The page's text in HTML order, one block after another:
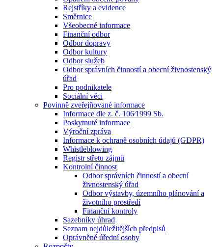
Rejstříky a evidence
Směrnice
Všeobecné informace
Finanční odbor
Odbor dopravy
Odbor kultury
Odbor služeb
Odbor správních činností a obecní živnostenský
úřad
Pro podnikatele
Sociální věci
Povinně zveřejňované informace
Informace dle z. č. 106⁄1999 Sb.
Poskytnuté informace
Výroční zpráva
Informace k ochraně osobních údajů (GDPR)
Whistleblowing
Registr střetu zájmů
Kontrolní činnost
Odbor správních činností a obecní
živnostenský úřad
Odbor výstavby, územního plánování a
životního prostředí
Finanční kontroly
Sazebníky úhrad
Seznam nejdůležitějších předpisů
Oprávněné úřední osoby